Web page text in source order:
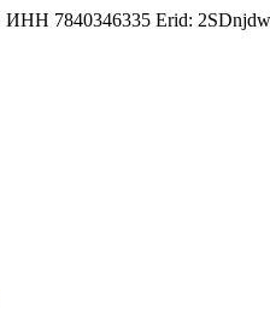
7840346335 Erid: